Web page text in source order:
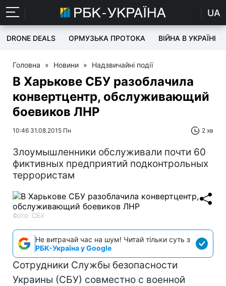
UA
DRONE DEALS ОРМУЗЬКА ПРОТОКА ВІЙНА В УКРАЇНІ
Головна » Новини » Надзвичайні події
В Харькове СБУ разоблачила
конвертцентр, обслуживающий
боевиков ЛНР
10:46 31.08.2015 Пн 2 хв
Злоумышленники обслуживали почти 60
фиктивных предприятий подконтрольных
террористам
Фото: СБУ
Не витрачай час на шум! Читай тільки суть з
РБК-Україна у Google
Сотрудники Службы безопасности
Украины (СБУ) совместно с военной